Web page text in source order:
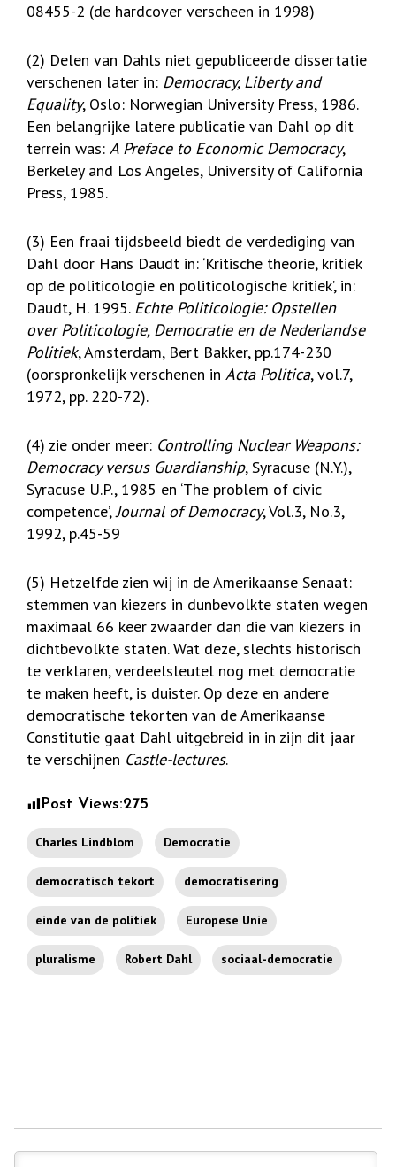
08455-2 (de hardcover verscheen in 1998)
(2) Delen van Dahls niet gepubliceerde dissertatie
verschenen later in: Democracy, Liberty and
Equality, Oslo: Norwegian University Press, 1986.
Een belangrijke latere publicatie van Dahl op dit
terrein was: A Preface to Economic Democracy,
Berkeley and Los Angeles, University of California
Press, 1985.
(3) Een fraai tijdsbeeld biedt de verdediging van
Dahl door Hans Daudt in: ‘Kritische theorie, kritiek
op de politicologie en politicologische kritiek’, in:
Daudt, H. 1995. Echte Politicologie: Opstellen
over Politicologie, Democratie en de Nederlandse
Politiek, Amsterdam, Bert Bakker, pp.174-230
(oorspronkelijk verschenen in Acta Politica, vol.7,
1972, pp. 220-72).
(4) zie onder meer: Controlling Nuclear Weapons:
Democracy versus Guardianship, Syracuse (N.Y.),
Syracuse U.P., 1985 en ‘The problem of civic
competence’,Journal of Democracy, Vol.3, No.3,
1992, p.45-59
(5) Hetzelfde zien wij in de Amerikaanse Senaat:
stemmen van kiezers in dunbevolkte staten wegen
maximaal 66 keer zwaarder dan die van kiezers in
dichtbevolkte staten. Wat deze, slechts historisch
te verklaren, verdeelsleutel nog met democratie
te maken heeft, is duister. Op deze en andere
democratische tekorten van de Amerikaanse
Constitutie gaat Dahl uitgebreid in in zijn dit jaar
te verschijnen Castle-lectures.
Post Views:275
Charles Lindblom Democratie
democratisch tekort democratisering
einde van de politiek Europese Unie
pluralisme Robert Dahl sociaal-democratie